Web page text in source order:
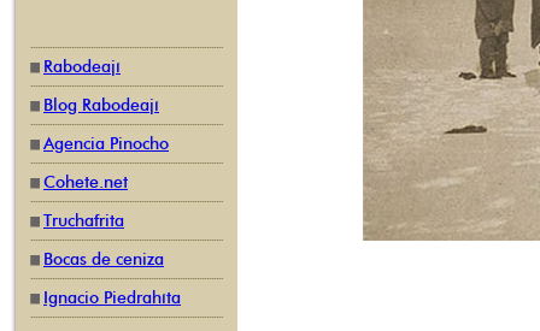
Rabodeají
Blog Rabodeají
Agencia Pinocho
Cohete.net
Truchafrita
Bocas de ceniza
Ignacio Piedrahíta